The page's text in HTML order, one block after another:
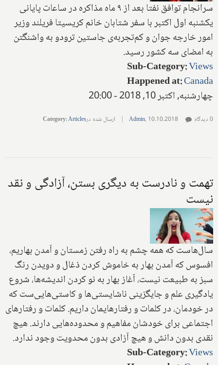
سرانجام توافق نفتا بعد از ۹ ماه مذاکره در ساعات پایانی
یکشنبه اول اکتبر با سفر شتابان خانم کریسیتا فریلند وزیر
امور خارجه جوان و کم‌تجربه‌ی جاستین ترودو به واشنگتن
به امضای سه کشور رسید.
Sub-Category:Views
Happened at:Canada
چهارشنبه, اکتبر 10, 2018 - 20:00
Admin, 10.10.2018
| ارسال شده در Category:Articles 0 دیدگاه
تهمت و نادرست به دیگری بستن، آزادگی و نقد
نیست
سال‌هاست که همه چشم به راه رفتن زمستان و آمدن بهاریم،
افسوس که آمدن بهار به خاموش کردن ذغال و دویدن رنگ
سبز به طبیعت نیست، آغاز بهار به نو کردن اندیشه‌ها، شروع
یادگیری علم و جایگزینی ناشایستی‌ها و کاستی‌هایی‌ست که
در خودمان، در کلمات و رفتارهایمان داریم. کلمات و رفتارهای
اجتماعی برای خودشان مفاهیم و محدوده‌هایی دارند. هیچ
نقدی بدون دانش و هیچ آزادی بدون محدویت وجود ندارد.
Sub-Category:Views